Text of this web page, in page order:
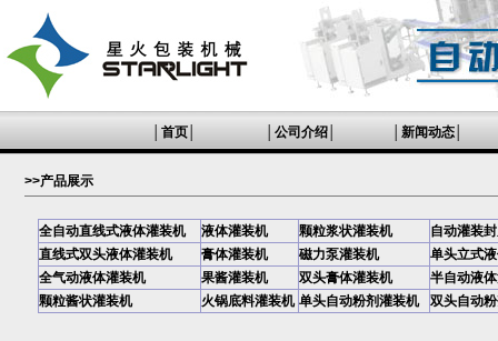
首页 公司介绍 新闻动态
>>产品展示
全自动直线式液体灌装机 液体灌装机 颗粒浆状灌装机
自动灌装
直线式双头液体灌装机
膏体灌装机 磁力泵灌装机
单头立式
全气动液体灌装机
果酱灌装机 双头膏体灌装机
半自动液
颗粒酱状灌装机
火锅底料灌装机 单头自动粉剂灌装机 双头自动